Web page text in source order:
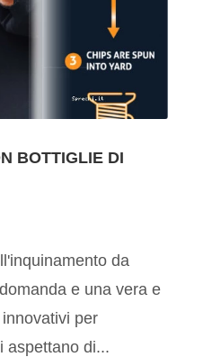
BOTTIGLIE DI
da
e una vera e
per
aspettano di...